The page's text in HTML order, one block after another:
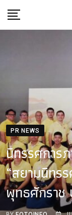
to
PR NEWS
นิทรรศการ
“สยามนิทร
พุทธศักรา